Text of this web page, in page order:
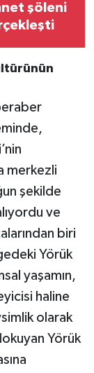
şöleni
merkezli
şekilde
ve
biri
Yörük
yaşamın,
haline
olarak
Yörük